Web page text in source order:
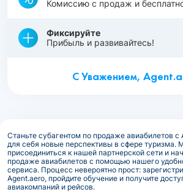
Комиссию с продаж и
Фиксируйте
Прибыль и развивайтесь!
С Уважением,
Станьте субагентом по продаже авиабилетов с
для себя новые перспективы в сфере туризма.
присоединиться к нашей партнерской сети и
продаже авиабилетов с помощью нашего
сервиса. Процесс невероятно прост:
Agent.aero, пройдите обучение и получите
авиакомпаний и рейсов.